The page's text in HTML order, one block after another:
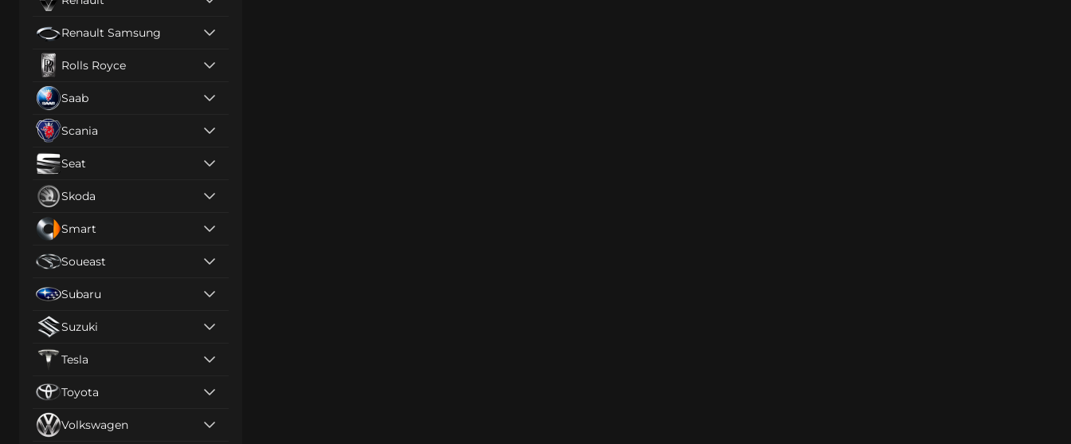
Renault Samsung
Rolls Royce
Saab
Scania
Seat
Skoda
Smart
Soueast
Subaru
Suzuki
Tesla
Toyota
Volkswagen